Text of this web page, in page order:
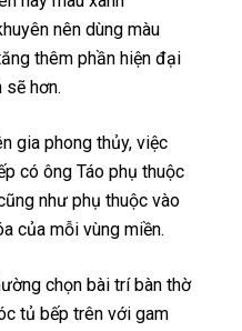
nên dùng màu
thêm phần hiện đại
hơn.
gia phong thủy, việc
có ông Táo phụ thuộc
như phụ thuộc vào
của mỗi vùng miền.
chọn bài trí bàn thờ
tủ bếp trên với gam